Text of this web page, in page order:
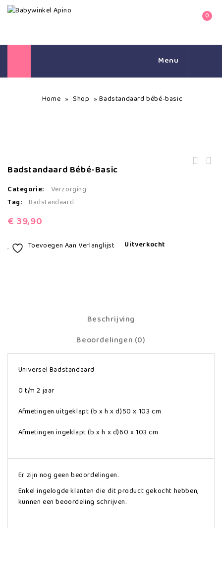
0
Menu
Home » Shop »Badstandaard bébé-basic
Badstandaard Bébé-Basic
Categorie:
Verzorging
Tag:
Badstandaard
€ 39,90
Uitverkocht
Toevoegen Aan Verlanglijst
Beschrijving
Beoordelingen (0)
Universel Badstandaard
0 t/m 2 jaar
Afmetingen uitgeklapt (b x h x d)50 x 103 cm
Afmetingen ingeklapt (b x h x d)60 x 103 cm
Er zijn nog geen beoordelingen.
Enkel ingelogde klanten die dit product gekocht hebben,
kunnen een beoordeling schrijven.